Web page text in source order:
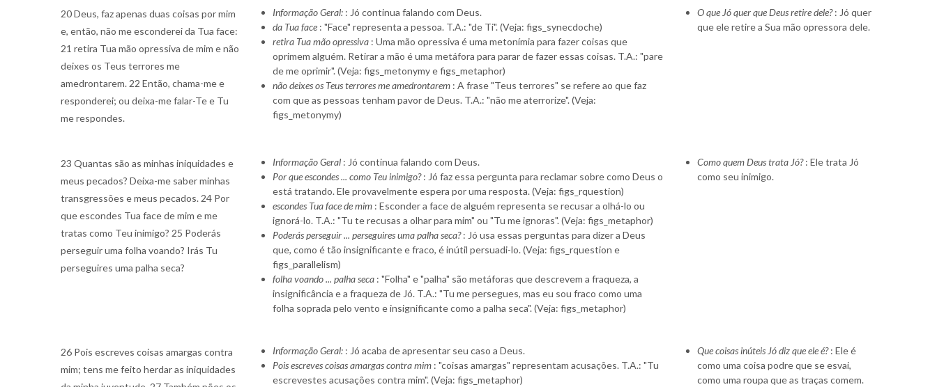
20 Deus, faz apenas duas coisas por mim
e, então, não me esconderei da Tua face:
21 retira Tua mão opressiva de mim e não
deixes os Teus terrores me
amedrontarem. 22 Então, chama-me e
responderei; ou deixa-me falar-Te e Tu
me respondes.
Informação Geral: : Jó continua falando com Deus.
da Tua face : "Face" representa a pessoa. T.A.: "de Ti". (Veja: figs_synecdoche)
retira Tua mão opressiva : Uma mão opressiva é uma metonímia para fazer coisas que
oprimem alguém. Retirar a mão é uma metáfora para parar de fazer essas coisas. T.A.: "pare
de me oprimir". (Veja: figs_metonymy e figs_metaphor)
não deixes os Teus terrores me amedrontarem : A frase "Teus terrores" se refere ao que faz
com que as pessoas tenham pavor de Deus. T.A.: "não me aterrorize". (Veja:
figs_metonymy)
O que Jó quer que Deus retire dele?: Jó quer
que ele retire a Sua mão opressora dele.
23 Quantas são as minhas iniquidades e
meus pecados? Deixa-me saber minhas
transgressões e meus pecados. 24 Por
que escondes Tua face de mim e me
tratas como Teu inimigo? 25 Poderás
perseguir uma folha voando? Irás Tu
perseguires uma palha seca?
Informação Geral : Jó continua falando com Deus.
Por que escondes ... como Teu inimigo?: Jó faz essa pergunta para reclamar sobre como Deus o
está tratando. Ele provavelmente espera por uma resposta. (Veja: figs_rquestion)
escondes Tua face de mim : Esconder a face de alguém representa se recusar a olhá-lo ou
ignorá-lo. T.A.: "Tu te recusas a olhar para mim" ou "Tu me ignoras". (Veja: figs_metaphor)
Poderás perseguir ... perseguires uma palha seca?: Jó usa essas perguntas para dizer a Deus
que, como é tão insignificante e fraco, é inútil persuadi-lo. (Veja: figs_rquestion e
figs_parallelism)
folha voando ... palha seca : "Folha" e "palha" são metáforas que descrevem a fraqueza, a
insignificância e a fraqueza de Jó. T.A.: "Tu me persegues, mas eu sou fraco como uma
folha soprada pelo vento e insignificante como a palha seca". (Veja: figs_metaphor)
Como quem Deus trata Jó?: Ele trata Jó
como seu inimigo.
26 Pois escreves coisas amargas contra
mim; tens me feito herdar as iniquidades
Informação Geral: : Jó acaba de apresentar seu caso a Deus.
Pois escreves coisas amargas contra mim : "coisas amargas" representam acusações. T.A.: "Tu
escrevestes acusações contra mim". (Veja: figs_metaphor)
Que coisas inúteis Jó diz que ele é?: Ele é
como uma coisa podre que se esvai,
como uma roupa que as traças comem.